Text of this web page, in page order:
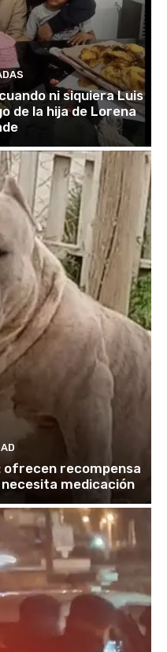
ni siquiera Luis
de la hija de Lorena
ofrecen recompensa
necesita medicación